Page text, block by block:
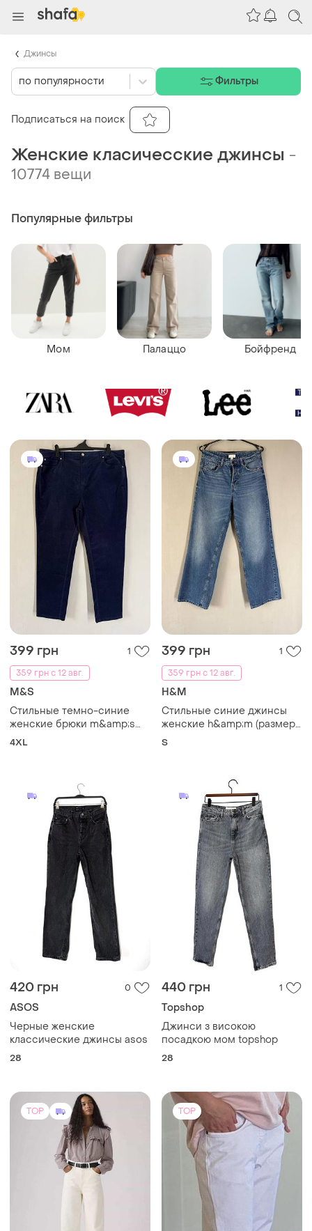
Женские класичесские джинсы -
10774 вещи
399 грн
1
359 грн с 12 авг.
M&S
Стильные темно-синие
женские брюки m&amp;s
collection (размер u924 /
4XL
399 грн
1
359 грн с 12 авг.
H&M
Стильные синие джинсы
женские h&amp;m (размер
eur 36)
S
420 грн 0
ASOS
Черные женские
классические джинсы asos
28
440 грн 1
Topshop
Джинси з високою
посадкою мом topshop
28
TOP TOP
Популярные фильтры
Мом Палаццо Бойфренд
по популярности Фильтры
Подписаться на поиск
Джинсы